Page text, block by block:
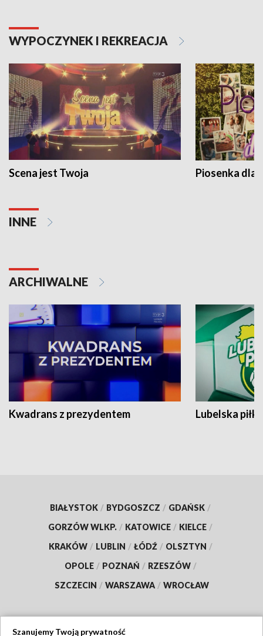
WYPOCZYNEK I REKREACJA
Scena jest Twoja Piosenka dla
INNE
ARCHIWALNE
Kwadrans z prezydentem Lubelska piłka
BIAŁYSTOK / BYDGOSZCZ / GDAŃSK /
GORZÓW WLKP. / KATOWICE / KIELCE /
KRAKÓW / LUBLIN / ŁÓDŹ / OLSZTYN /
OPOLE / POZNAŃ / RZESZÓW /
SZCZECIN / WARSZAWA / WROCŁAW
Szanujemy Twoją prywatność